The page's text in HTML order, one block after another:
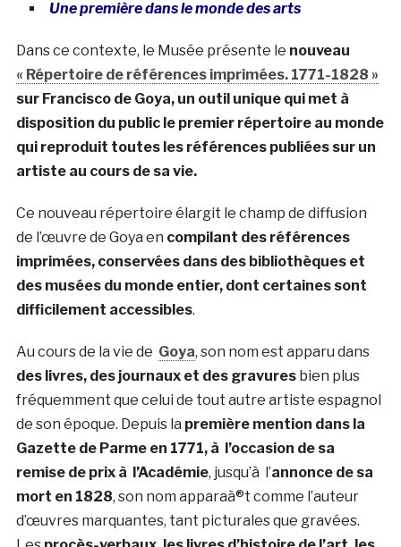
Une première dans le monde des arts
Dans ce contexte, le Musée présente le nouveau
« Répertoire de références imprimées. 1771-1828 »
sur Francisco de Goya, un outil unique qui met à
disposition du public le premier répertoire au monde
qui reproduit toutes les références publiées sur un
artiste au cours de sa vie.
Ce nouveau répertoire élargit le champ de diffusion
de l’œuvre de Goya en compilant des références
imprimées, conservées dans des bibliothèques et
des musées du monde entier, dont certaines sont
difficilement accessibles.
Au cours de la vie de Goya, son nom est apparu dans
des livres, des journaux et des gravuresbien plus
fréquemment que celui de tout autre artiste espagnol
de son époque. Depuis la première mention dans la
Gazette de Parme en 1771, à l’occasion de sa
remise de prix à l’Académie, jusqu’à l’annonce de sa
mort en 1828, son nom apparaà®t comme l’auteur
d’œuvres marquantes, tant picturales que gravées.